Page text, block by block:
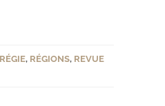
, RÉGIONS, REVUE